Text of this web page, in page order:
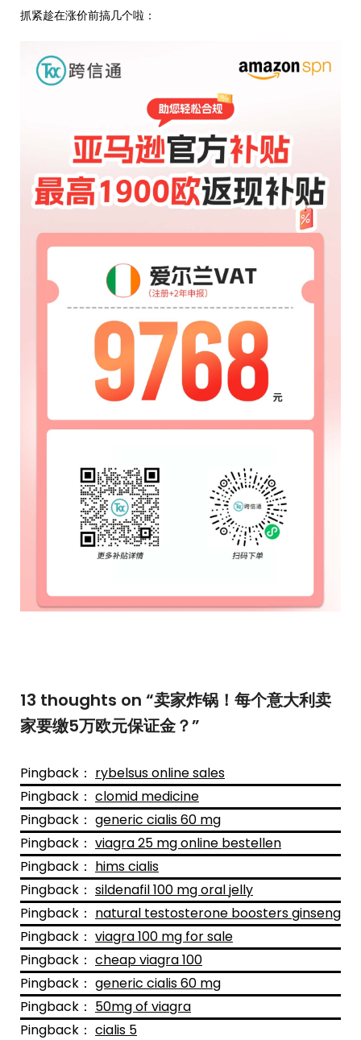
抓紧趁在涨价前搞几个啦：
13 thoughts on “卖家炸锅！每个意大利卖
家要缴5万欧元保证金？”
Pingback： rybelsus online sales
Pingback： clomid medicine
Pingback： generic cialis 60 mg
Pingback： viagra 25 mg online bestellen
Pingback： hims cialis
Pingback： sildenafil 100 mg oral jelly
Pingback： natural testosterone boosters ginseng
Pingback： viagra 100 mg for sale
Pingback： cheap viagra 100
Pingback： generic cialis 60 mg
Pingback： 50mg of viagra
Pingback： cialis 5